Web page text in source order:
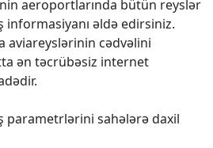
aeroportlarında bütün reyslər
informasiyanı əldə edirsiniz.
aviareyslərinin cədvəlini
ən təcrübəsiz internet
parametrlərini sahələrə daxil